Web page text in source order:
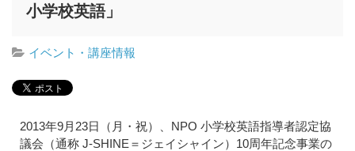
小学校英語」
イベント・講座情報
2013年9月23日（月・祝）、NPO 小学校英語指導者認定協
議会（通称 J-SHINE＝ジェイシャイン）10周年記念事業の